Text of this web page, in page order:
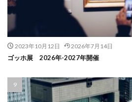
2023年10月12日 2026年7月14日
ゴッホ展 2026年-2027年開催